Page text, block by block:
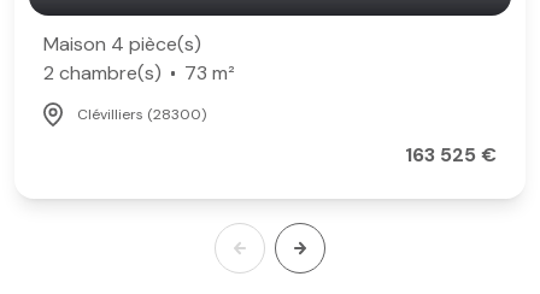
Maison 4 pièce(s)
2 chambre(s)
73 m²
Clévilliers (28300)
163 525 €